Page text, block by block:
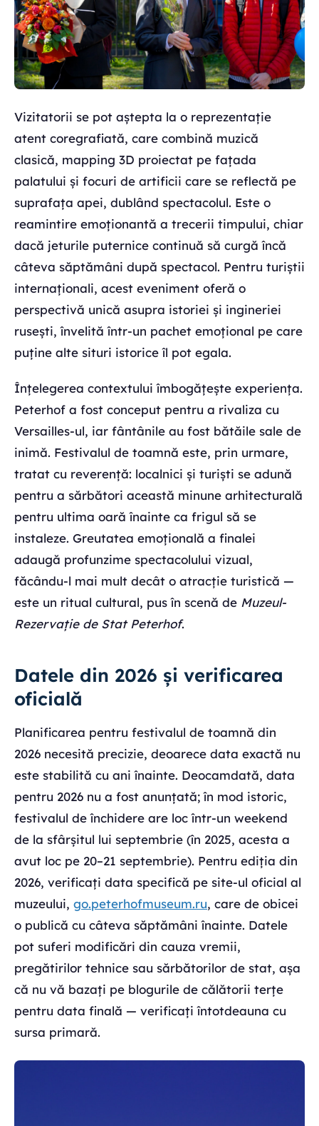
Vizitatorii se pot aștepta la o reprezentație
atent coregrafiată, care combină muzică
clasică, mapping 3D proiectat pe fațada
palatului și focuri de artificii care se reflectă pe
suprafața apei, dublând spectacolul. Este o
reamintire emoționantă a trecerii timpului, chiar
dacă jeturile puternice continuă să curgă încă
câteva săptămâni după spectacol. Pentru turiștii
internaționali, acest eveniment oferă o
perspectivă unică asupra istoriei și ingineriei
rusești, învelită într-un pachet emoțional pe care
puține alte situri istorice îl pot egala.
Înțelegerea contextului îmbogățește experiența.
Peterhof a fost conceput pentru a rivaliza cu
Versailles-ul, iar fântânile au fost bătăile sale de
inimă. Festivalul de toamnă este, prin urmare,
tratat cu reverență: localnici și turiști se adună
pentru a sărbători această minune arhitecturală
pentru ultima oară înainte ca frigul să se
instaleze. Greutatea emoțională a finalei
adaugă profunzime spectacolului vizual,
făcându-l mai mult decât o atracție turistică —
este un ritual cultural, pus în scenă de Muzeul-
Rezervație de Stat Peterhof.
Datele din 2026 și verificarea
oficială
Planificarea pentru festivalul de toamnă din
2026 necesită precizie, deoarece data exactă nu
este stabilită cu ani înainte. Deocamdată, data
pentru 2026 nu a fost anunțată; în mod istoric,
festivalul de închidere are loc într-un weekend
de la sfârșitul lui septembrie (în 2025, acesta a
avut loc pe 20–21 septembrie). Pentru ediția din
2026, verificați data specifică pe site-ul oficial al
muzeului, go.peterhofmuseum.ru, care de obicei
o publică cu câteva săptămâni înainte. Datele
pot suferi modificări din cauza vremii,
pregătirilor tehnice sau sărbătorilor de stat, așa
că nu vă bazați pe blogurile de călătorii terțe
pentru data finală — verificați întotdeauna cu
sursa primară.